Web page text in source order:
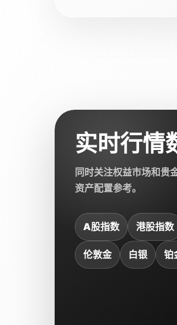
实时行情
同时关注权益市场和贵
资产配置参考。
A股指数 港股指数
伦敦金 白银 铂